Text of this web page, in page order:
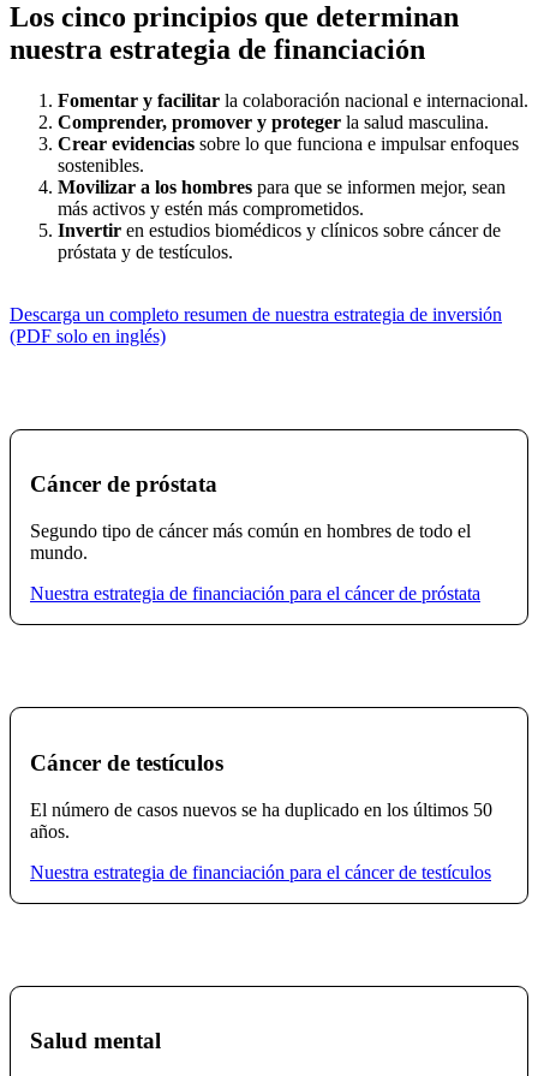
Los cinco principios que determinan
nuestra estrategia de financiación
Fomentar y facilitar la colaboración nacional e internacional.
Comprender, promover y proteger la salud masculina.
Crear evidencias sobre lo que funciona e impulsar enfoques
sostenibles.
Movilizar a los hombres para que se informen mejor, sean
más activos y estén más comprometidos.
Invertir en estudios biomédicos y clínicos sobre cáncer de
próstata y de testículos.
Descarga un completo resumen de nuestra estrategia de inversión
(PDF solo en inglés)
Cáncer de próstata
Segundo tipo de cáncer más común en hombres de todo el
mundo.
Nuestra estrategia de financiación para el cáncer de próstata
Cáncer de testículos
El número de casos nuevos se ha duplicado en los últimos 50
años.
Nuestra estrategia de financiación para el cáncer de testículos
Salud mental